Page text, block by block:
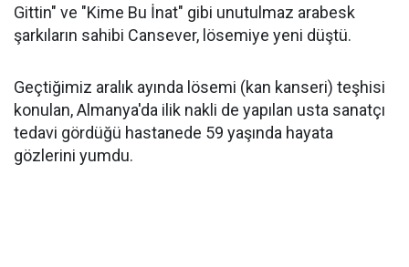
Gittin" ve "Kime Bu İnat" gibi unutulmaz arabesk
şarkıların sahibi Cansever, lösemiye yeni düştü.
Geçtiğimiz aralık ayında lösemi (kan kanseri) teşhisi
konulan, Almanya'da ilik nakli de yapılan usta sanatçı
tedavi gördüğü hastanede 59 yaşında hayata
gözlerini yumdu.